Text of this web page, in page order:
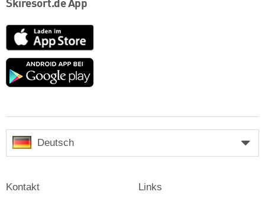
Skiresort.de App
App
Store
Google
Deutsch
Kontakt Links